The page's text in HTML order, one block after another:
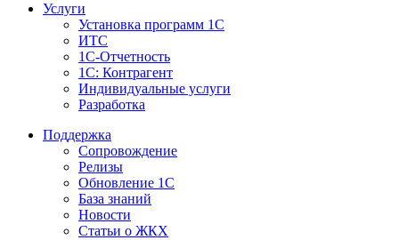
Услуги
Установка программ 1С
ИТС
1С-Отчетность
1С: Контрагент
Индивидуальные услуги
Разработка
Поддержка
Сопровождение
Релизы
Обновление 1С
База знаний
Новости
Статьи о ЖКХ